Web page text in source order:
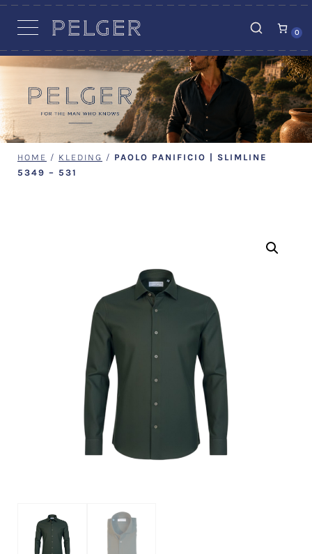
0
HOME / KLEDING / PAOLO PANIFICIO | SLIMLINE
5349 – 531